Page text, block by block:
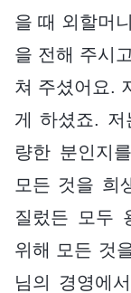
을 때 외할머
을 전해 주시
쳐 주셨어요.
게 하셨죠. 저
량한 분인지
모든 것을 희
질렀든 모두
위해 모든 것
님의 경영에